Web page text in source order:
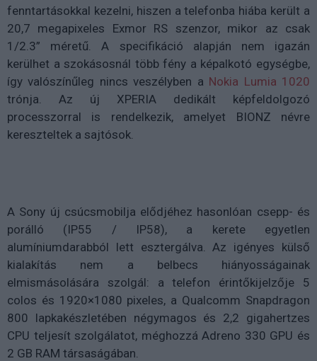
fenntartásokkal kezelni, hiszen a telefonba hiába került a
20,7 megapixeles Exmor RS szenzor, mikor az csak
1/2.3” méretű. A specifikáció alapján nem igazán
kerülhet a szokásosnál több fény a képalkotó egységbe,
így valószínűleg nincs veszélyben a Nokia Lumia 1020
trónja. Az új XPERIA dedikált képfeldolgozó
processzorral is rendelkezik, amelyet BIONZ névre
kereszteltek a sajtósok.
A Sony új csúcsmobilja elődjéhez hasonlóan csepp- és
porálló (IP55 / IP58), a kerete egyetlen
alumíniumdarabból lett esztergálva. Az igényes külső
kialakítás nem a belbecs hiányosságainak
elmismásolására szolgál: a telefon érintőkijelzője 5
colos és 1920×1080 pixeles, a Qualcomm Snapdragon
800 lapkakészletében négymagos és 2,2 gigahertzes
CPU teljesít szolgálatot, méghozzá Adreno 330 GPU és
2 GB RAM társaságában.